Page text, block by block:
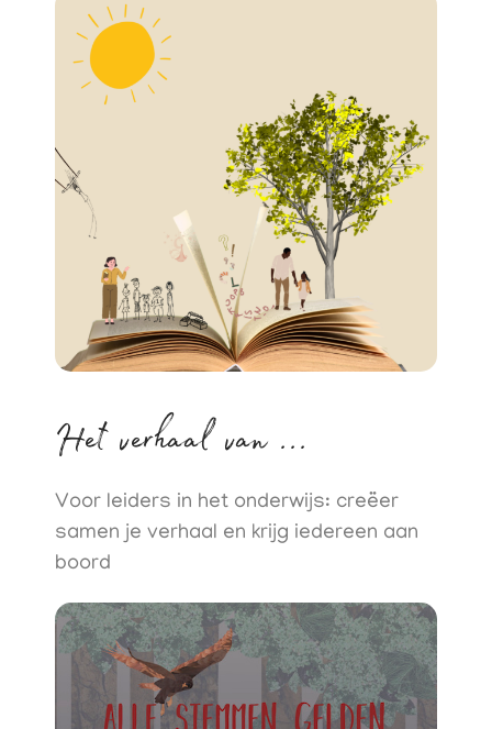
Het verhaal van ...
Voor leiders in het onderwijs: creëer
samen je verhaal en krijg iedereen aan
boord